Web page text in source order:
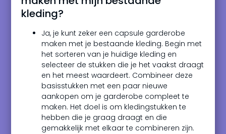
kleding?
Ja, je kunt zeker een capsule garderobe
maken met je bestaande kleding. Begin met
het sorteren van je huidige kleding en
selecteer de stukken die je het vaakst draagt
en het meest waardeert. Combineer deze
basisstukken met een paar nieuwe
aankopen om je garderobe compleet te
maken. Het doel is om kledingstukken te
hebben die je graag draagt en die
gemakkelijk met elkaar te combineren zijn.